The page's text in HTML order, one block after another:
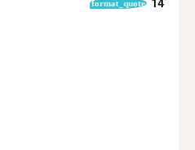
format_quote 14